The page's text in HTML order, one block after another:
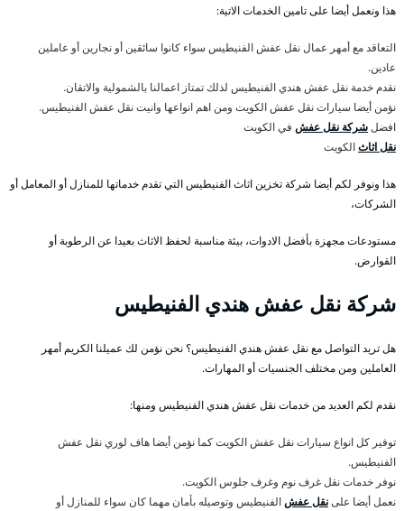
هذا ونعمل أيضا على تامين الخدمات الاتية:
التعاقد مع أمهر عمال نقل عفش الفنيطيس سواء كانوا سائقين أو نجارين أو عاملين
عادين.
نقدم خدمة نقل عفش هندي الفنيطيس لذلك تمتاز اعمالنا بالشمولية والاتقان.
نؤمن أيضا سيارات نقل عفش الكويت ومن اهم انواعها وانيت نقل عفش الفنيطيس.
افضلشركة نقل عفش في الكويت
نقل اثاثالكويت
هذا ونوفر لكم أيضا شركة تخزين اثاث الفنيطيس التي تقدم خدماتها للمنازل أو المعامل أو
الشركات،
مستودعات مجهزة بأفضل الادوات، بيئة مناسبة لحفظ الاثاث بعيدا عن الرطوبة أو
القوارض.
شركة نقل عفش هندي الفنيطيس
هل تريد التواصل مع نقل عفش هندي الفنيطيس؟ نحن نؤمن لك عميلنا الكريم أمهر
العاملين ومن مختلف الجنسيات أو المهارات.
نقدم لكم العديد من خدمات نقل عفش هندي الفنيطيس ومنها:
توفير كل انواع سيارات نقل عفش الكويت كما نؤمن أيضا هاف لوري نقل عفش
الفنيطيس.
نوفر خدمات نقل غرف نوم وغرف جلوس الكويت.
نعمل أيضا علىنقل عفشالفنيطيس وتوصيله بأمان مهما كان سواء للمنازل أو